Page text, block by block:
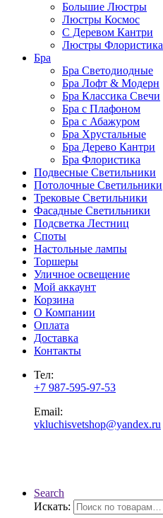
Большие Люстры
Люстры Космос
С Деревом Кантри
Люстры Флористика
Бра
Бра Светодиодные
Бра Лофт & Модерн
Бра Классика Свечи
Бра с Плафоном
Бра с Абажуром
Бра Хрустальные
Бра Дерево Кантри
Бра Флористика
Подвесные Светильники
Потолочные Светильники
Трековые Светильники
Фасадные Светильники
Подсветка Лестниц
Споты
Настольные лампы
Торшеры
Уличное освещение
Мой аккаунт
Корзина
О Компании
Оплата
Доставка
Контакты
Тел:
+7 987-595-97-53
Email:
vkluchisvetshop@yandex.ru
Search
Искать: